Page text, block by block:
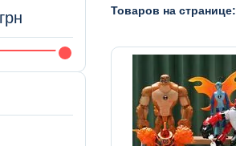
Товаров на странице: